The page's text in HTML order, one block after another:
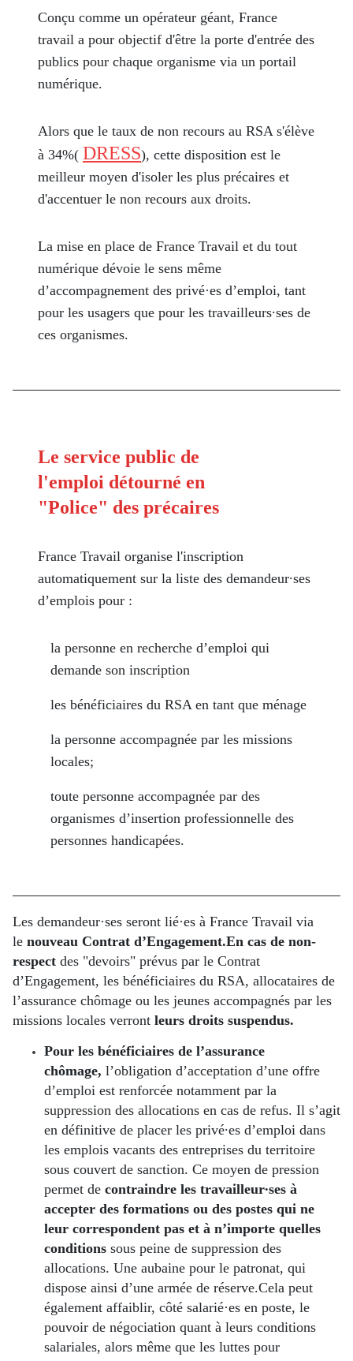
Conçu comme un opérateur géant, France
travail a pour objectif d'être la porte d'entrée des
publics pour chaque organisme via un portail
numérique.
Alors que le taux de non recours au RSA s'élève
à 34%( DRESS), cette disposition est le
meilleur moyen d'isoler les plus précaires et
d'accentuer le non recours aux droits.
La mise en place de France Travail et du tout
numérique dévoie le sens même
d’accompagnement des privé·es d’emploi, tant
pour les usagers que pour les travailleurs∙ses de
ces organismes.
Le service public de
l'emploi détourné en
"Police" des précaires
France Travail organise l'inscription
automatiquement sur la liste des demandeur∙ses
d’emplois pour :
la personne en recherche d’emploi qui
demande son inscription
les bénéficiaires du RSA en tant que ménage
la personne accompagnée par les missions
locales;
toute personne accompagnée par des
organismes d’insertion professionnelle des
personnes handicapées.
Les demandeur·ses seront lié·es à France Travail via
le nouveau Contrat d’Engagement.En cas de non-
respect des "devoirs" prévus par le Contrat
d’Engagement, les bénéficiaires du RSA, allocataires de
l’assurance chômage ou les jeunes accompagnés par les
missions locales verront leurs droits suspendus.
Pour les bénéficiaires de l’assurance
chômage, l’obligation d’acceptation d’une offre
d’emploi est renforcée notamment par la
suppression des allocations en cas de refus. Il s’agit
en définitive de placer les privé∙es d’emploi dans
les emplois vacants des entreprises du territoire
sous couvert de sanction. Ce moyen de pression
permet de contraindre les travailleur∙ses à
accepter des formations ou des postes qui ne
leur correspondent pas et à n’importe quelles
conditions sous peine de suppression des
allocations. Une aubaine pour le patronat, qui
dispose ainsi d’une armée de réserve.Cela peut
également affaiblir, côté salarié·es en poste, le
pouvoir de négociation quant à leurs conditions
salariales, alors même que les luttes pour